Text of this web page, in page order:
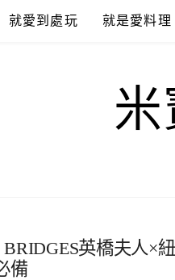
就愛到處玩 就是愛料理
英橋夫人×
備